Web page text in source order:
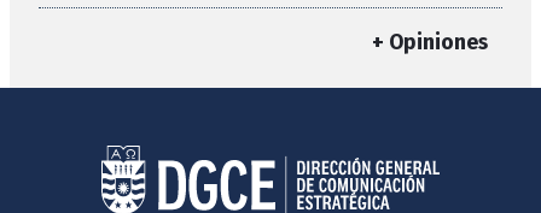
+ Opiniones